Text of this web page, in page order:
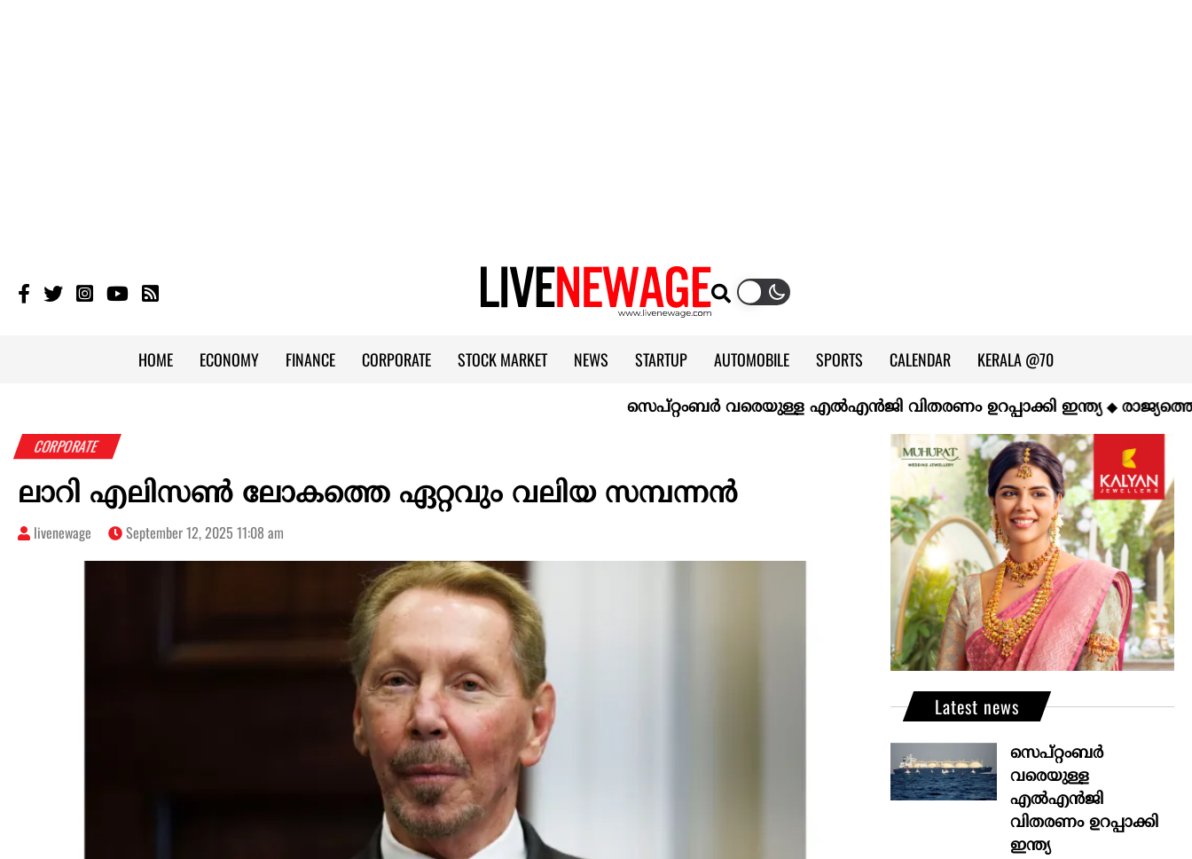
HOME ECONOMY FINANCE CORPORATE STOCK MARKET NEWS STARTUP AUTOMOBILE SPORTS CALENDAR KERALA @70
സെപ്റ്റംബർ വരെയുള്ള എൽഎൻജി വിതരണം ഉറപ്പാക്കി ഇന്ത്യ ◆രാജ്യത്തെ
CORPORATE
ലാറി എലിസൺ ലോകത്തെ ഏറ്റവും വലിയ സമ്പന്നൻ
livenewage September 12, 2025 11:08 am
Latest news
സെപ്റ്റംബർ
വരെയുള്ള
എൽഎൻജി
വിതരണം ഉറപ്പാക്കി
ഇന്ത്യ